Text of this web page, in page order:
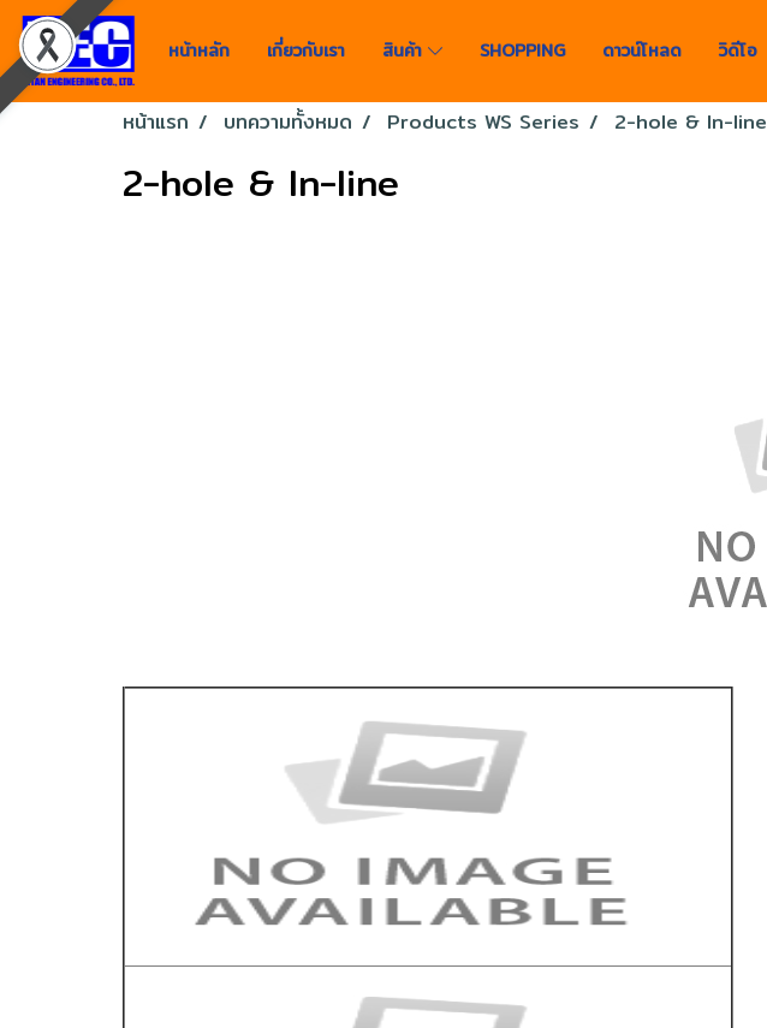
หน้าหลัก เกี่ยวกับเรา สินค้า SHOPPING ดาวน์โหลด วิดีโอ
หน้าแรก บทความทั้งหมด Products WS Series 2-hole & In-line
2-hole & In-line